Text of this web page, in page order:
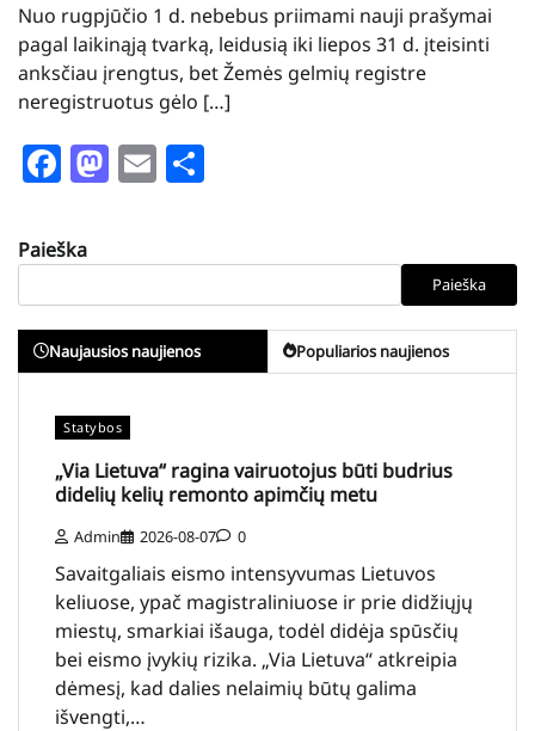
Nuo rugpjūčio 1 d. nebebus priimami nauji prašymai
pagal laikinąją tvarką, leidusią iki liepos 31 d. įteisinti
anksčiau įrengtus, bet Žemės gelmių registre
neregistruotus gėlo […]
Facebook
Mastodon
Email
Paieška
Paieška
Naujausios naujienos Populiarios naujienos
Statybos
„Via Lietuva“ ragina vairuotojus būti budrius
didelių kelių remonto apimčių metu
Admin 2026-08-07 0
Savaitgaliais eismo intensyvumas Lietuvos
keliuose, ypač magistraliniuose ir prie didžiųjų
miestų, smarkiai išauga, todėl didėja spūsčių
bei eismo įvykių rizika. „Via Lietuva“ atkreipia
dėmesį, kad dalies nelaimių būtų galima
išvengti,…